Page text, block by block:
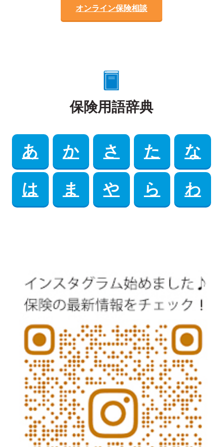
オンライン保険相談
保険用語辞典
あ か さ た な
は ま や ら わ